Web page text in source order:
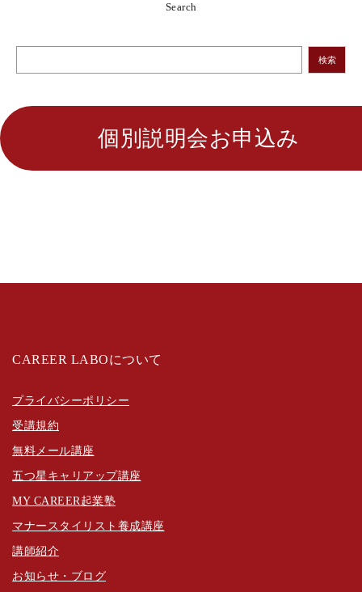
Search
検索
個別説明会お申込み
CAREER LABOについて
プライバシーポリシー
受講規約
無料メール講座
五つ星キャリアップ講座
MY CAREER起業塾
マナースタイリスト養成講座
講師紹介
お知らせ・ブログ